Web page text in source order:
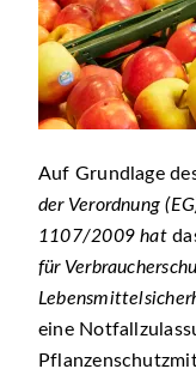
Auf Grundlage
der Verordnung
1107/2009 hat
für
eine